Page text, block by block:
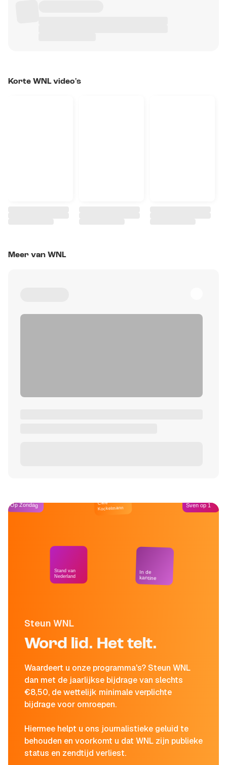
Korte WNL video's
Meer van WNL
Steun WNL
Word lid. Het telt.
Waardeert u onze programma's? Steun WNL
dan met de jaarlijkse bijdrage van slechts
€8,50, de wettelijk minimale verplichte
bijdrage voor omroepen.
Hiermee helpt u ons journalistieke geluid te
behouden en voorkomt u dat WNL zijn publieke
status en zendtijd verliest.
Op Zondag
Stand van
Nederland
Café
Kockelmann
In de
kantine
Sven op 1